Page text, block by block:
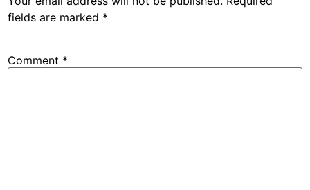
fields are marked *
Comment *